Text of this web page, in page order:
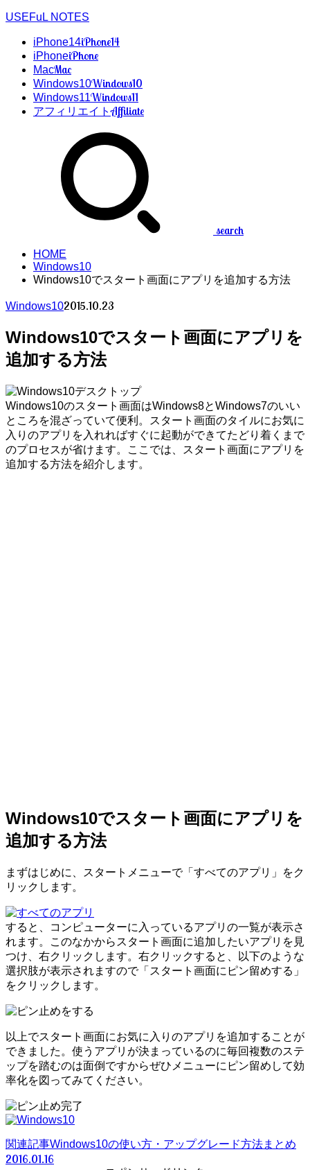
USEFuL NOTES
iPhone14iPhone14
iPhoneiPhone
MacMac
Windows10Windows10
Windows11Windows11
アフィリエイトAffiliate
search
HOME
Windows10
Windows10でスタート画面にアプリを追加する方法
Windows102015.10.23
Windows10でスタート画面にアプリを
追加する方法
Windows10のスタート画面はWindows8とWindows7のいい
ところを混ざっていて便利。スタート画面のタイルにお気に
入りのアプリを入れればすぐに起動ができてたどり着くまで
のプロセスが省けます。ここでは、スタート画面にアプリを
追加する方法を紹介します。
Windows10でスタート画面にアプリを
追加する方法
まずはじめに、スタートメニューで「すべてのアプリ」をク
リックします。
すると、コンピューターに入っているアプリの一覧が表示さ
れます。このなかからスタート画面に追加したいアプリを見
つけ、右クリックします。右クリックすると、以下のような
選択肢が表示されますので「スタート画面にピン留めする」
をクリックします。
以上でスタート画面にお気に入りのアプリを追加することが
できました。使うアプリが決まっているのに毎回複数のステ
ップを踏むのは面倒ですからぜひメニューにピン留めして効
率化を図ってみてください。
関連記事Windows10の使い方・アップグレード方法まとめ
2016.01.16